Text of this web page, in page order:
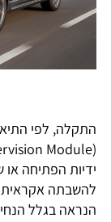
ידיות הפתיחה
להשבתה אקראית
הנראה בגלל